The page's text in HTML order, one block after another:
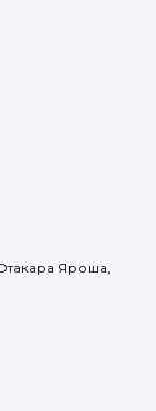
Отакара Яроша,